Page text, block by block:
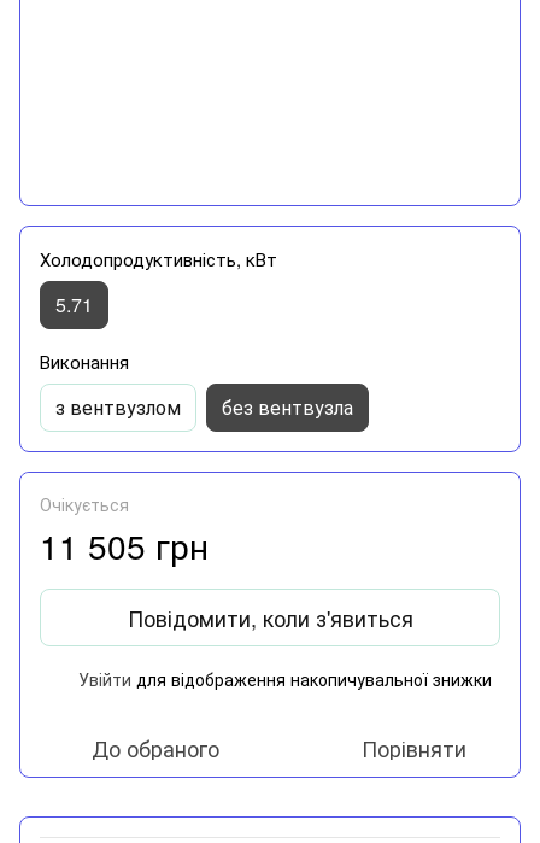
Холодопродуктивність, кВт
5.71
Виконання
з вентвузлом без вентвузла
Очікується
11 505 грн
Повідомити, коли з'явиться
Увійти для відображення накопичувальної знижки
До обраного Порівняти